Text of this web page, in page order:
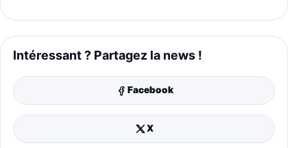
Intéressant ? Partagez la news !
Facebook
X